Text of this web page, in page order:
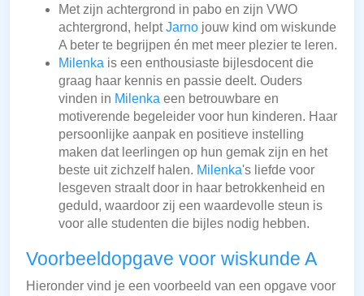
Met zijn achtergrond in pabo en zijn VWO
achtergrond, helptJarno jouw kind om wiskunde
A beter te begrijpen én met meer plezier te leren.
Milenka is een enthousiaste bijlesdocent die
graag haar kennis en passie deelt. Ouders
vinden in Milenka een betrouwbare en
motiverende begeleider voor hun kinderen. Haar
persoonlijke aanpak en positieve instelling
maken dat leerlingen op hun gemak zijn en het
beste uit zichzelf halen. Milenka's liefde voor
lesgeven straalt door in haar betrokkenheid en
geduld, waardoor zij een waardevolle steun is
voor alle studenten die bijles nodig hebben.
Voorbeeldopgave voor wiskunde A
Hieronder vind je een voorbeeld van een opgave voor